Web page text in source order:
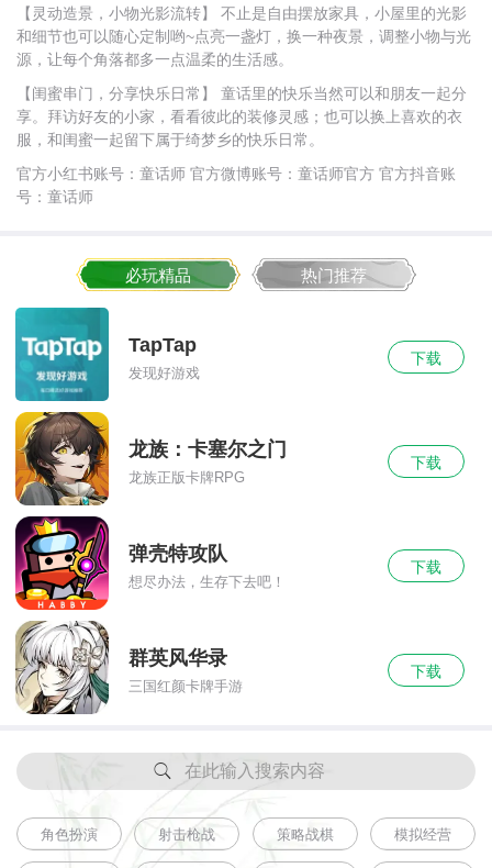
【灵动造景，小物光影流转】 不止是自由摆放家具，小屋里的光影
和细节也可以随心定制哟~点亮一盏灯，换一种夜景，调整小物与光
源，让每个角落都多一点温柔的生活感。
【闺蜜串门，分享快乐日常】 童话里的快乐当然可以和朋友一起分
享。拜访好友的小家，看看彼此的装修灵感；也可以换上喜欢的衣
服，和闺蜜一起留下属于绮梦乡的快乐日常。
官方小红书账号：童话师 官方微博账号：童话师官方 官方抖音账
号：童话师
必玩精品 热门推荐
TapTap
发现好游戏
下载
龙族：卡塞尔之门
龙族正版卡牌RPG
下载
弹壳特攻队
想尽办法，生存下去吧！
下载
群英风华录
三国红颜卡牌手游
下载
在此输入搜索内容
角色扮演 射击枪战 策略战棋 模拟经营